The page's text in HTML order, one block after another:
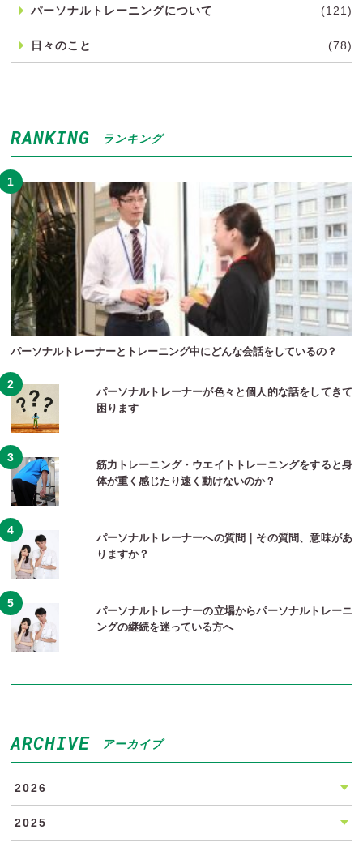
パーソナルトレーニングについて (121)
日々のこと (78)
RANKING ランキング
パーソナルトレーナーとトレーニング中にどんな会話をしているの？
パーソナルトレーナーが色々と個人的な話をしてきて
困ります
筋力トレーニング・ウエイトトレーニングをすると身
体が重く感じたり速く動けないのか？
パーソナルトレーナーへの質問｜その質問、意味があ
りますか？
パーソナルトレーナーの立場からパーソナルトレーニ
ングの継続を迷っている方へ
ARCHIVE アーカイブ
2026
2025